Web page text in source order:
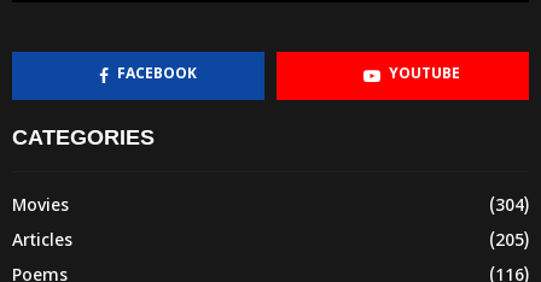
FACEBOOK YOUTUBE
CATEGORIES
Movies
(304)
Articles
(205)
Poems
(116)